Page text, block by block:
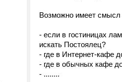
Возможно имеет смысл
- если в гостиницах
искать Постоялец?
- где в Интернет-кафе
- где в обычных кафе
- ........